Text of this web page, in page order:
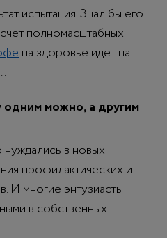
испытания. Знал бы его
полномасштабных
на здоровье идет на
можно, а другим
в новых
профилактических и
И многие энтузиасты
в собственных